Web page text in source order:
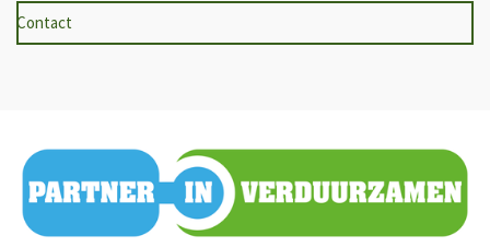
Contact